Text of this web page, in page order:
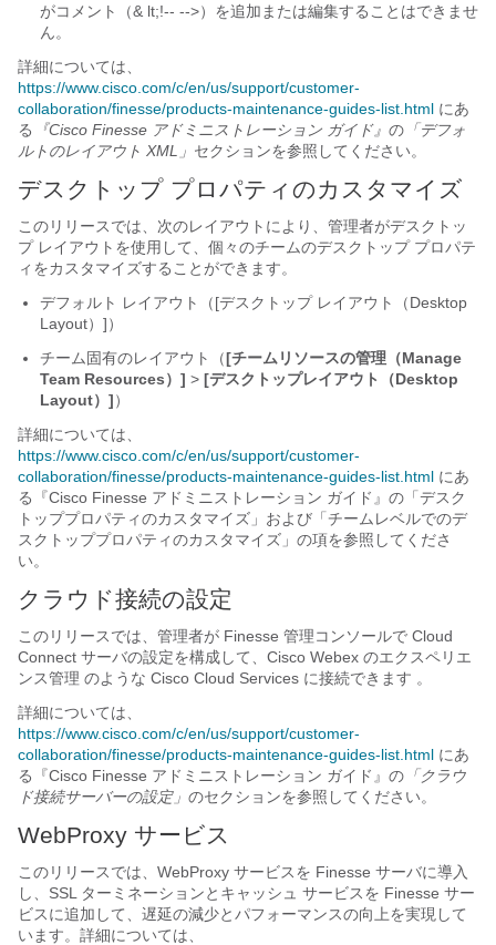
がコメント（& lt;!-- -->）を追加または編集することはできませ
ん。
詳細については、
https://www.cisco.com/c/en/us/support/customer-
collaboration/finesse/products-maintenance-guides-list.html にあ
る
『Cisco Finesse アドミニストレーション ガイド』 の 「デフォ
ルトのレイアウト XML」 セクションを参照してください。
デスクトップ プロパティのカスタマイズ
このリリースでは、次のレイアウトにより、管理者がデスクトッ
プ レイアウトを使用して、個々のチームのデスクトップ プロパテ
ィをカスタマイズすることができます。
デフォルト レイアウト（[デスクトップ レイアウト（Desktop
Layout）]）
チーム固有のレイアウト（[チームリソースの管理（Manage
Team Resources）] > [デスクトップレイアウト（Desktop
Layout）]）
詳細については、
https://www.cisco.com/c/en/us/support/customer-
collaboration/finesse/products-maintenance-guides-list.html にあ
る『Cisco Finesse アドミニストレーション ガイド 』の「デスク
トッププロパティのカスタマイズ 」および「チームレベルでのデ
スクトッププロパティのカスタマイズ 」の項を参照してくださ
い。
クラウド接続の設定
このリリースでは、管理者が Finesse 管理コンソールで Cloud
Connect サーバの設定を構成して、 Cisco Webex のエクスペリエ
ンス管理 のような Cisco Cloud Services に接続できます 。
詳細については、
https://www.cisco.com/c/en/us/support/customer-
collaboration/finesse/products-maintenance-guides-list.html にあ
る『Cisco Finesse アドミニストレーション ガイド』 の 「クラウ
ド接続サーバーの設定」 のセクションを参照してください。
WebProxy サービス
このリリースでは、WebProxy サービスを Finesse サーバに導入
し、SSL ターミネーションとキャッシュ サービスを Finesse サー
ビスに追加して、遅延の減少とパフォーマンスの向上を実現して
います。詳細については、